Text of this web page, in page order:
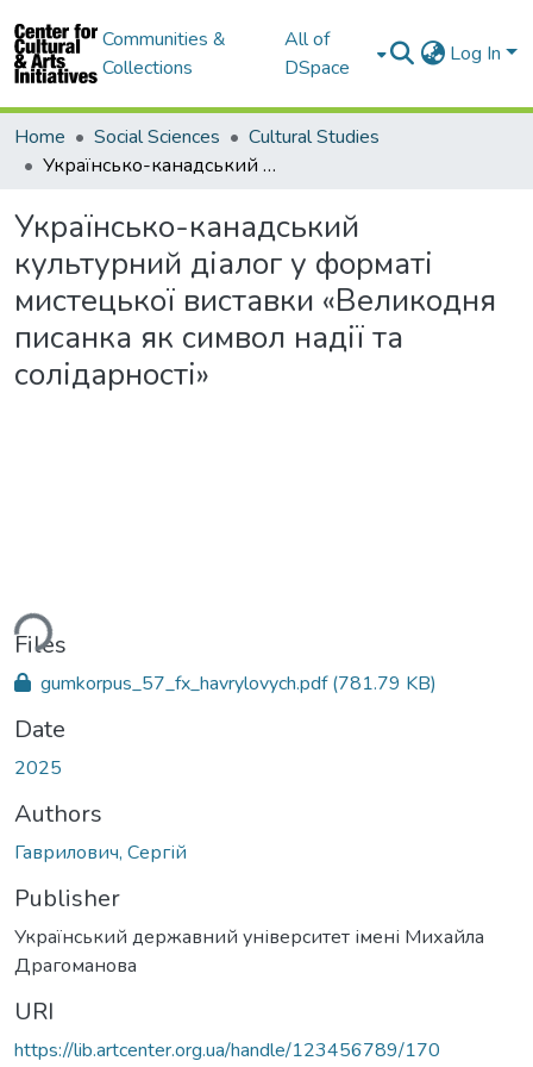
Communities &
Collections
All of
DSpace
Log In
Home Social Sciences
Cultural Studies
Українсько-канадський культурний діалог у форматі мистецької виставки «Великодня писанка як символ надії та солідарності»
Українсько-канадський
культурний діалог у форматі
мистецької виставки «Великодня
писанка як символ надії та
солідарності»
Files
gumkorpus_57_fx_havrylovych.pdf(781.79 KB)
Date
2025
Authors
Гаврилович, Сергій
Publisher
Український державний університет імені Михайла
Драгоманова
URI
https://lib.artcenter.org.ua/handle/123456789/170